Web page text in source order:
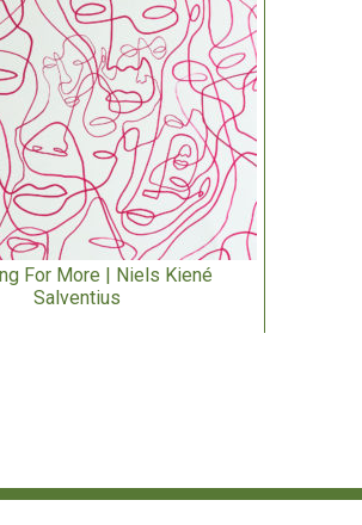
For More | Niels Kiené
Salventius